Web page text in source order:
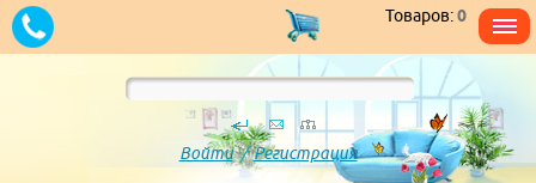
Товаров:0
Войти/Регистрация